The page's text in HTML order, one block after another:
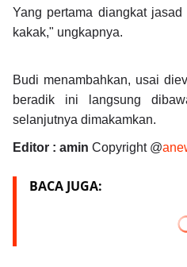
Yang pertama diangkat
kakak," ungkapnya.
Budi menambahkan, usai
beradik ini langsung
selanjutnya dimakamkan.
Editor : amin Copyright @
BACA JUGA: